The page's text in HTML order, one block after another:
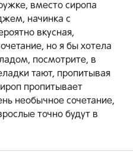
вместо сиропа
начинка с
вкусная,
но я бы хотела
посмотрите, в
тают, пропитывая
пропитывает
необычное сочетание,
точно будут в